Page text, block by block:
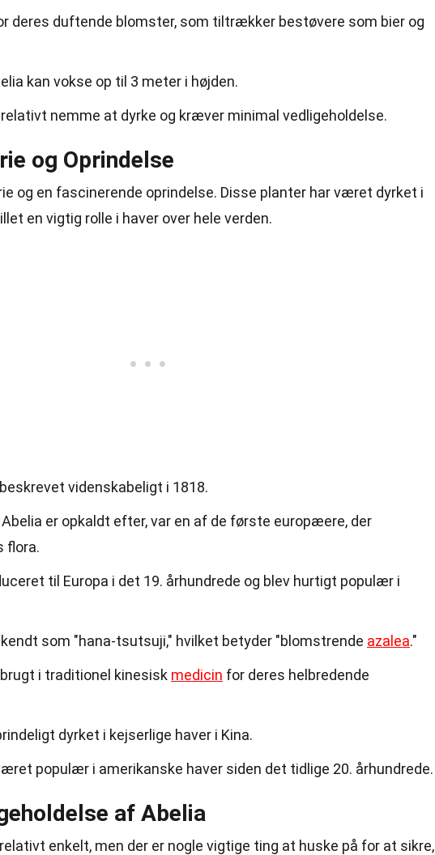
deres duftende blomster, som tiltrækker bestøvere som bier og
kan vokse op til 3 meter i højden.
nemme at dyrke og kræver minimal vedligeholdelse.
og Oprindelse
og en fascinerende oprindelse. Disse planter har været dyrket i
en vigtig rolle i haver over hele verden.
videnskabeligt i 1818.
er opkaldt efter, var en af de første europæere, der
flora.
til Europa i det 19. århundrede og blev hurtigt populær i
som "hana-tsutsuji," hvilket betyder "blomstrende azalea."
i traditionel kinesisk medicin for deres helbredende
dyrket i kejserlige haver i Kina.
populær i amerikanske haver siden det tidlige 20. århundrede.
af Abelia
enkelt, men der er nogle vigtige ting at huske på for at sikre,